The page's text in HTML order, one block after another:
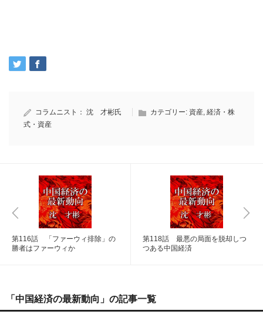
コラムニスト： 沈 才彬氏 カテゴリー: 資産, 経済・株
式・資産
第116話 「ファーウィ排除」の
勝者はファーウィか
第118話 最悪の局面を脱却しつ
つある中国経済
「中国経済の最新動向」の記事一覧